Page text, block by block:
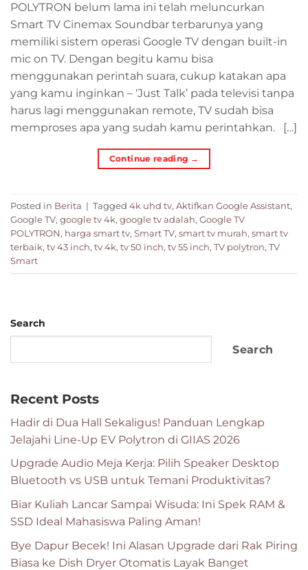
POLYTRON belum lama ini telah meluncurkan
Smart TV Cinemax Soundbar terbarunya yang
memiliki sistem operasi Google TV dengan built-in
mic on TV. Dengan begitu kamu bisa
menggunakan perintah suara, cukup katakan apa
yang kamu inginkan – ‘Just Talk’ pada televisi tanpa
harus lagi menggunakan remote, TV sudah bisa
memproses apa yang sudah kamu perintahkan. […]
Continue reading →
Posted in Berita | Tagged 4k uhd tv, Aktifkan Google Assistant,
Google TV, google tv 4k, google tv adalah, Google TV
POLYTRON , harga smart tv, Smart TV, smart tv murah, smart tv
terbaik, tv 43 inch, tv 4k, tv 50 inch, tv 55 inch, TV polytron, TV
Smart
Search
Search
Recent Posts
Hadir di Dua Hall Sekaligus! Panduan Lengkap
Jelajahi Line-Up EV Polytron di GIIAS 2026
Upgrade Audio Meja Kerja: Pilih Speaker Desktop
Bluetooth vs USB untuk Temani Produktivitas?
Biar Kuliah Lancar Sampai Wisuda: Ini Spek RAM &
SSD Ideal Mahasiswa Paling Aman!
Bye Dapur Becek! Ini Alasan Upgrade dari Rak Piring
Biasa ke Dish Dryer Otomatis Layak Banget